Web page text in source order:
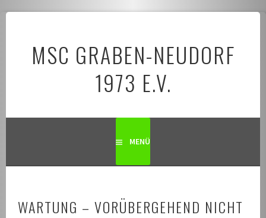
MSC GRABEN-NEUDORF
1973 E.V.
MENÜ
WARTUNG – VORÜBERGEHEND NICHT